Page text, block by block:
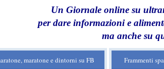
Un Giornale online su
per dare informazioni e
ma anche su
maratone e dintorni su FB Frammenti